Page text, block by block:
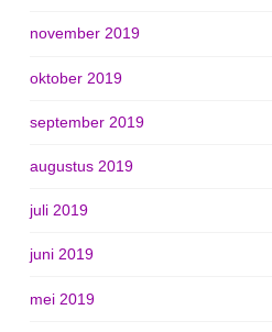
november 2019
oktober 2019
september 2019
augustus 2019
juli 2019
juni 2019
mei 2019